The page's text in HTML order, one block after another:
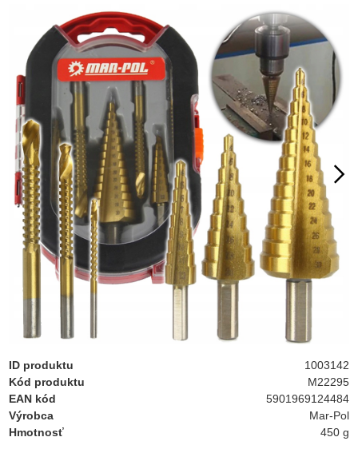
ID produktu
1003142
Kód produktu
M22295
EAN kód
5901969124484
Výrobca
Mar-Pol
Hmotnosť
450 g